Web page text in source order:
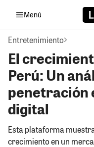
Menú
Entretenimiento
El
Perú: Un
penetración
digital
Esta plataforma
crecimiento en un